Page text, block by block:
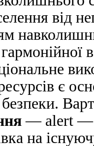
від
є
безпеки.
— alert —
на